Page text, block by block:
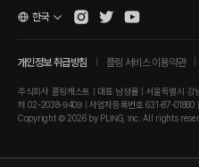
개인정보 취급방침 플링 서비스 이용약관
주식회사 플링캐스트 | 대표 남성률 | 서울특별시
처 02-2038-9409 | 사업자등록번호 631-87-01880
Copyright © 2026 by PLING, Inc. All rights
한국